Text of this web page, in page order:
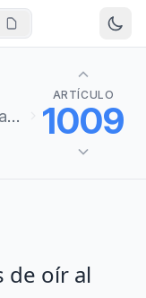
ARTÍCULO
1009
de oír al